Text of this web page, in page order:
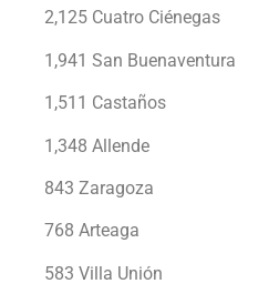
2,125 Cuatro Ciénegas
1,941 San Buenaventura
1,511 Castaños
1,348 Allende
843 Zaragoza
768 Arteaga
583 Villa Unión